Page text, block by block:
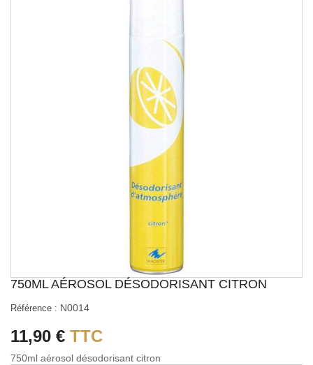
750ML AÉROSOL DÉSODORISANT CITRON
Référence : N0014
11,90 € TTC
750ml aérosol désodorisant citron